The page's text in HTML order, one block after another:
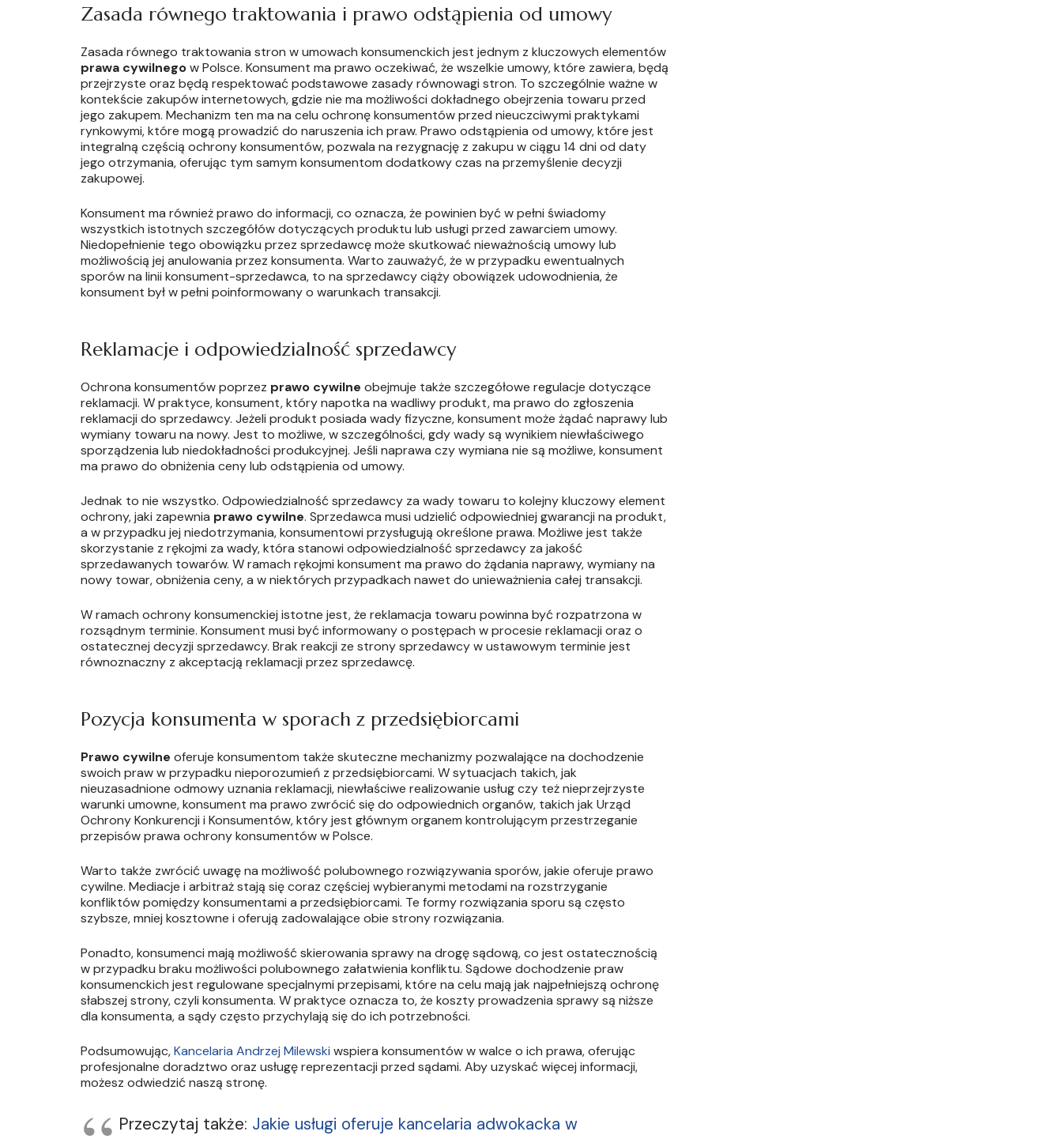
Zasada równego traktowania i prawo odstąpienia od umowy
Zasada równego traktowania stron w umowach konsumenckich jest jednym z kluczowych elementów
prawa cywilnegow Polsce. Konsument ma prawo oczekiwać, że wszelkie umowy, które zawiera, będą
przejrzyste oraz będą respektować podstawowe zasady równowagi stron. To szczególnie ważne w
kontekście zakupów internetowych, gdzie nie ma możliwości dokładnego obejrzenia towaru przed
jego zakupem. Mechanizm ten ma na celu ochronę konsumentów przed nieuczciwymi praktykami
rynkowymi, które mogą prowadzić do naruszenia ich praw. Prawo odstąpienia od umowy, które jest
integralną częścią ochrony konsumentów, pozwala na rezygnację z zakupu w ciągu 14 dni od daty
jego otrzymania, oferując tym samym konsumentom dodatkowy czas na przemyślenie decyzji
zakupowej.
Konsument ma również prawo do informacji, co oznacza, że powinien być w pełni świadomy
wszystkich istotnych szczegółów dotyczących produktu lub usługi przed zawarciem umowy.
Niedopełnienie tego obowiązku przez sprzedawcę może skutkować nieważnością umowy lub
możliwością jej anulowania przez konsumenta. Warto zauważyć, że w przypadku ewentualnych
sporów na linii konsument-sprzedawca, to na sprzedawcy ciąży obowiązek udowodnienia, że
konsument był w pełni poinformowany o warunkach transakcji.
Reklamacje i odpowiedzialność sprzedawcy
Ochrona konsumentów poprzez prawo cywilne obejmuje także szczegółowe regulacje dotyczące
reklamacji. W praktyce, konsument, który napotka na wadliwy produkt, ma prawo do zgłoszenia
reklamacji do sprzedawcy. Jeżeli produkt posiada wady fizyczne, konsument może żądać naprawy lub
wymiany towaru na nowy. Jest to możliwe, w szczególności, gdy wady są wynikiem niewłaściwego
sporządzenia lub niedokładności produkcyjnej. Jeśli naprawa czy wymiana nie są możliwe, konsument
ma prawo do obniżenia ceny lub odstąpienia od umowy.
Jednak to nie wszystko. Odpowiedzialność sprzedawcy za wady towaru to kolejny kluczowy element
ochrony, jaki zapewnia prawo cywilne. Sprzedawca musi udzielić odpowiedniej gwarancji na produkt,
a w przypadku jej niedotrzymania, konsumentowi przysługują określone prawa. Możliwe jest także
skorzystanie z rękojmi za wady, która stanowi odpowiedzialność sprzedawcy za jakość
sprzedawanych towarów. W ramach rękojmi konsument ma prawo do żądania naprawy, wymiany na
nowy towar, obniżenia ceny, a w niektórych przypadkach nawet do unieważnienia całej transakcji.
W ramach ochrony konsumenckiej istotne jest, że reklamacja towaru powinna być rozpatrzona w
rozsądnym terminie. Konsument musi być informowany o postępach w procesie reklamacji oraz o
ostatecznej decyzji sprzedawcy. Brak reakcji ze strony sprzedawcy w ustawowym terminie jest
równoznaczny z akceptacją reklamacji przez sprzedawcę.
Pozycja konsumenta w sporach z przedsiębiorcami
Prawo cywilne oferuje konsumentom także skuteczne mechanizmy pozwalające na dochodzenie
swoich praw w przypadku nieporozumień z przedsiębiorcami. W sytuacjach takich, jak
nieuzasadnione odmowy uznania reklamacji, niewłaściwe realizowanie usług czy też nieprzejrzyste
warunki umowne, konsument ma prawo zwrócić się do odpowiednich organów, takich jak Urząd
Ochrony Konkurencji i Konsumentów, który jest głównym organem kontrolującym przestrzeganie
przepisów prawa ochrony konsumentów w Polsce.
Warto także zwrócić uwagę na możliwość polubownego rozwiązywania sporów, jakie oferuje prawo
cywilne. Mediacje i arbitraż stają się coraz częściej wybieranymi metodami na rozstrzyganie
konfliktów pomiędzy konsumentami a przedsiębiorcami. Te formy rozwiązania sporu są często
szybsze, mniej kosztowne i oferują zadowalające obie strony rozwiązania.
Ponadto, konsumenci mają możliwość skierowania sprawy na drogę sądową, co jest ostatecznością
w przypadku braku możliwości polubownego załatwienia konfliktu. Sądowe dochodzenie praw
konsumenckich jest regulowane specjalnymi przepisami, które na celu mają jak najpełniejszą ochronę
słabszej strony, czyli konsumenta. W praktyce oznacza to, że koszty prowadzenia sprawy są niższe
dla konsumenta, a sądy często przychylają się do ich potrzebności.
Podsumowując,Kancelaria Andrzej Milewski wspiera konsumentów w walce o ich prawa, oferując
profesjonalne doradztwo oraz usługę reprezentacji przed sądami. Aby uzyskać więcej informacji,
możesz odwiedzić naszą stronę.
Przeczytaj także: Jakie usługi oferuje kancelaria adwokacka w